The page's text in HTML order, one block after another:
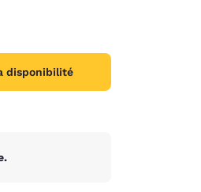
disponibilité